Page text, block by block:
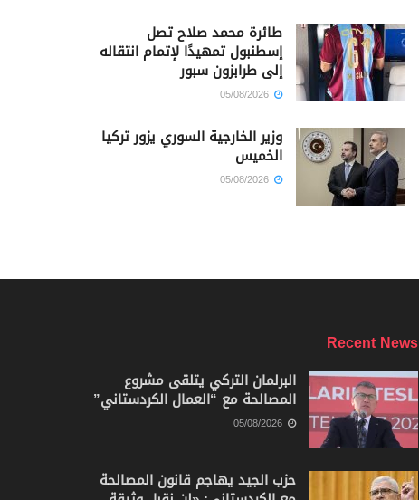
طائرة محمد صلاح تصل
إسطنبول تمهيدًا لإتمام انتقاله
إلى طرابزون سبور
وزير الخارجية السوري يزور تركيا
الخميس
Recent News
البرلمان التركي يتلقى مشروع
المصالحة مع “العمال الكردستاني”
حزب الجيد يهاجم قانون المصالحة